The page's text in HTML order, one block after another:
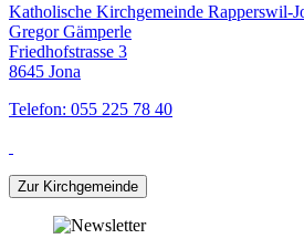
Katholische Kirchgemeinde Rapperswil-
Gregor Gämperle
Friedhofstrasse 3
8645 Jona
Telefon: 055 225 78 40
Zur Kirchgemeinde